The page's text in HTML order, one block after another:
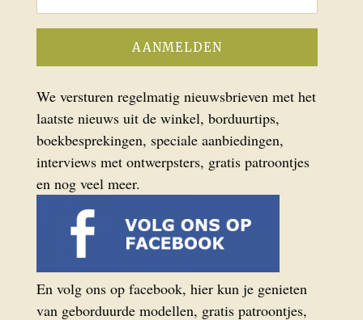
We versturen regelmatig nieuwsbrieven met het
laatste nieuws uit de winkel, borduurtips,
boekbesprekingen, speciale aanbiedingen,
interviews met ontwerpsters, gratis patroontjes
en nog veel meer.
En volg ons op facebook, hier kun je genieten
van geborduurde modellen, gratis patroontjes,